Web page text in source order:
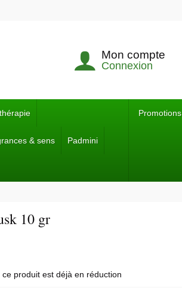
Mon compte
Connexion
& sens Padmini
Promotions
10 gr
produit est déjà en réduction